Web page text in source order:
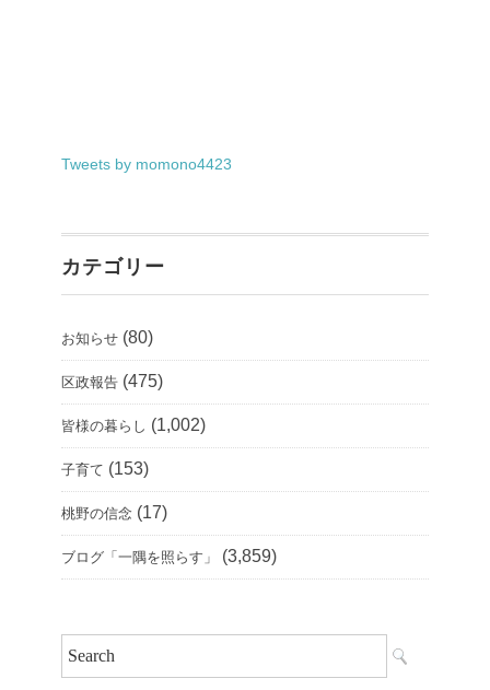
Tweets by momono4423
カテゴリー
お知らせ (80)
区政報告 (475)
皆様の暮らし (1,002)
子育て (153)
桃野の信念 (17)
ブログ「一隅を照らす」 (3,859)